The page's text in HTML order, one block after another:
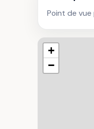
Point de vue
+
−